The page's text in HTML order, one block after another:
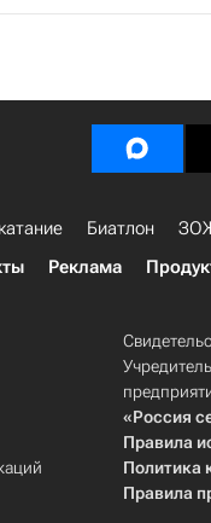
Биатлон
Реклама
«Россия
Правила
Политика
Правила